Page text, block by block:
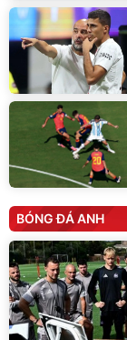
BÓNG ĐÁ ANH